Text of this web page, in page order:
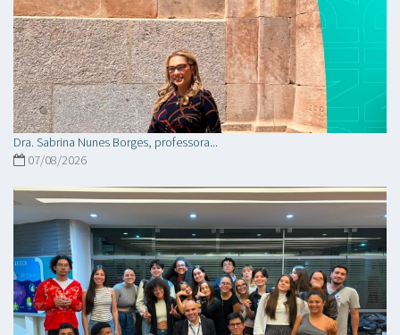
Dra. Sabrina Nunes Borges, professora...
07/08/2026